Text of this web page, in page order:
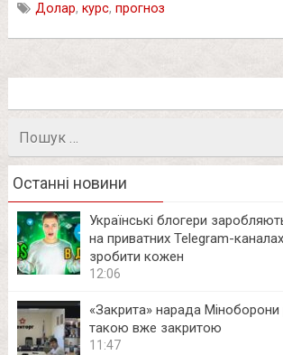
Долар, курс, прогноз
Останні новини
Українські блогери
на приватних Telegram-
зробити кожен
12:06
«Закрита» нарада
такою вже закритою
11:47